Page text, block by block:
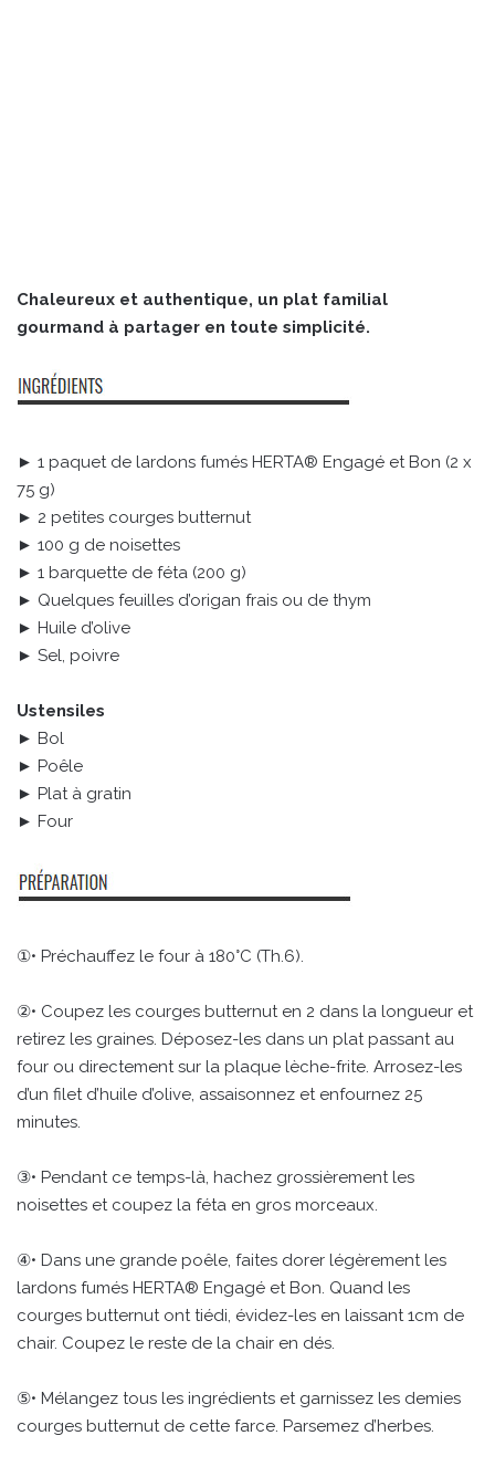
Chaleureux et authentique, un plat familial
gourmand à partager en toute simplicité.
► 1 paquet de lardons fumés HERTA® Engagé et Bon (2 x
75 g)
► 2 petites courges butternut
► 100 g de noisettes
► 1 barquette de féta (200 g)
► Quelques feuilles d’origan frais ou de thym
► Huile d’olive
► Sel, poivre
Ustensiles
► Bol
► Poêle
► Plat à gratin
► Four
①• Préchauffez le four à 180°C (Th.6).
②• Coupez les courges butternut en 2 dans la longueur et
retirez les graines. Déposez-les dans un plat passant au
four ou directement sur la plaque lèche-frite. Arrosez-les
d’un filet d’huile d’olive, assaisonnez et enfournez 25
minutes.
③• Pendant ce temps-là, hachez grossièrement les
noisettes et coupez la féta en gros morceaux.
④• Dans une grande poêle, faites dorer légèrement les
lardons fumés HERTA® Engagé et Bon. Quand les
courges butternut ont tiédi, évidez-les en laissant 1cm de
chair. Coupez le reste de la chair en dés.
⑤• Mélangez tous les ingrédients et garnissez les demies
courges butternut de cette farce. Parsemez d’herbes.